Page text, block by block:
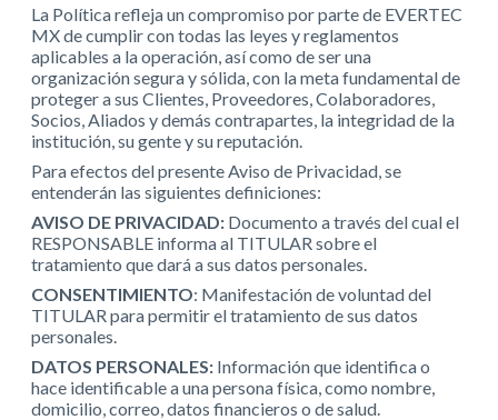
La Política refleja un compromiso por parte de EVERTEC
MX de cumplir con todas las leyes y reglamentos
aplicables a la operación, así como de ser una
organización segura y sólida, con la meta fundamental de
proteger a sus Clientes, Proveedores, Colaboradores,
Socios, Aliados y demás contrapartes, la integridad de la
institución, su gente y su reputación.
Para efectos del presente Aviso de Privacidad, se
entenderán las siguientes definiciones:
AVISO DE PRIVACIDAD: Documento a través del cual el
RESPONSABLE informa al TITULAR sobre el
tratamiento que dará a sus datos personales.
CONSENTIMIENTO: Manifestación de voluntad del
TITULAR para permitir el tratamiento de sus datos
personales.
DATOS PERSONALES: Información que identifica o
hace identificable a una persona física, como nombre,
domicilio, correo, datos financieros o de salud.